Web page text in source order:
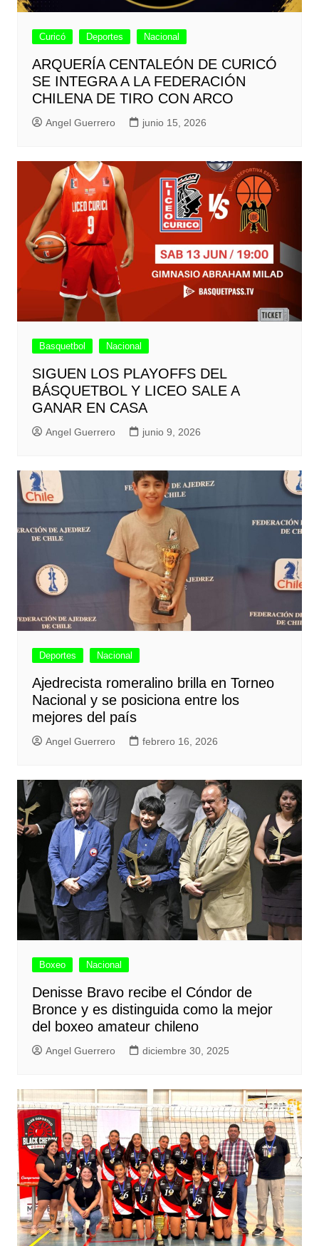
Curicó Deportes Nacional
ARQUERÍA CENTALEÓN DE CURICÓ
SE INTEGRA A LA FEDERACIÓN
CHILENA DE TIRO CON ARCO
Angel Guerrero junio 15, 2026
Basquetbol Nacional
SIGUEN LOS PLAYOFFS DEL
BÁSQUETBOL Y LICEO SALE A
GANAR EN CASA
Angel Guerrero junio 9, 2026
Deportes Nacional
Ajedrecista romeralino brilla en Torneo
Nacional y se posiciona entre los
mejores del país
Angel Guerrero febrero 16, 2026
Boxeo Nacional
Denisse Bravo recibe el Cóndor de
Bronce y es distinguida como la mejor
del boxeo amateur chileno
Angel Guerrero diciembre 30, 2025